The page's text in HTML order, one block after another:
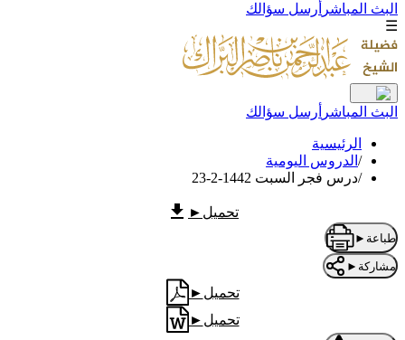
البث المباشر أرسل سؤالك
☰
البث المباشر أرسل سؤالك
الرئيسية
/ الدروس اليومية
/درس فجر السبت 1442-2-23
تحميل ►
طباعة ►
مشاركة ►
تحميل ►
تحميل ►